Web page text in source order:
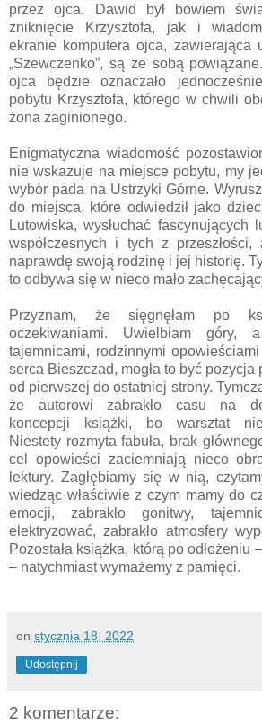
przez ojca. Dawid był bowiem
zniknięcie Krzysztofa, jak i
ekranie komputera ojca, zawierająca
„Szewczenko”, są ze sobą
ojca będzie oznaczało
pobytu Krzysztofa, którego w chwili
żona zaginionego.
Enigmatyczna wiadomość
nie wskazuje na miejsce pobytu, my
wybór pada na Ustrzyki Górne.
do miejsca, które odwiedził jako
Lutowiska, wysłuchać fascynujących
współczesnych i tych z
naprawdę swoją rodzinę i jej historię.
to odbywa się w nieco mało
Przyznam, że sięgnęłam po
oczekiwaniami. Uwielbiam góry,
tajemnicami, rodzinnymi
serca Bieszczad, mogła to być
od pierwszej do ostatniej strony.
że autorowi zabrakło casu na
koncepcji książki, bo warsztat
Niestety rozmyta fabuła, brak
cel opowieści zaciemniają nieco
lektury. Zagłębiamy się w nią,
wiedząc właściwie z czym mamy do
emocji, zabrakło gonitwy,
elektryzować, zabrakło atmosfery
Pozostała książka, którą po odłożeniu
– natychmiast wymażemy z pamięci.
on stycznia 18, 2022
Udostępnij
2 komentarze: